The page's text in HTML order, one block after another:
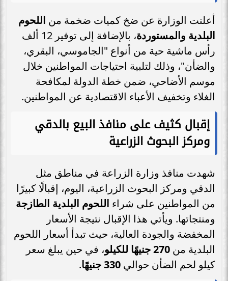
أعلنت الوزارة عن ضخ كميات ضخمة من اللحوم
البلدية والمستوردة
، بالإضافة إلى توفير 12 ألف
رأس ماشية حية من أنواع "الجاموسي، البقري،
والضأن"، وذلك لتلبية احتياجات المواطنين خلال
موسم الأضاحي، ضمن خطة الدولة لمكافحة
الغلاء وتخفيف الأعباء الاقتصادية عن المواطنين.
إقبال كثيف على منافذ البيع بالدقي
ومركز البحوث الزراعية
شهدت منافذ وزارة الزراعة في مناطق مثل
الدقي ومركز البحوث الزراعية، اليوم، إقبالًا كبيرًا
من المواطنين على شراء اللحوم البلدية الطازجة
ومنتجاتها. ويأتي هذا الإقبال نتيجة الأسعار
المخفضة والجودة العالية، حيث تبدأ أسعار اللحوم
البلدية من 270 جنيهًا للكيلو
، في حين يبلغ سعر
كيلو لحم الضأن حوالي 330 جنيهًا .